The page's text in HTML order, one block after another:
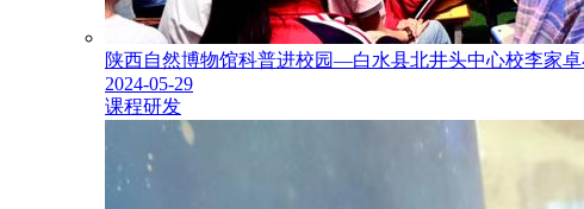
陕西自然博物馆科普进校园—白水县北井头中心校李家卓
2024-05-29
课程研发